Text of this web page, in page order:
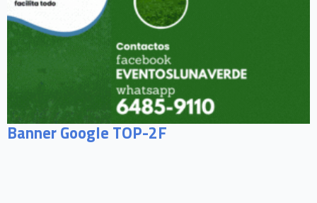
Banner Google TOP-2F